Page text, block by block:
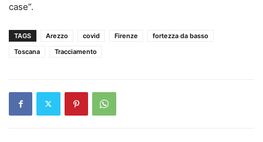
case”.
TAGS Arezzo covid Firenze
fortezza da basso
Toscana
Tracciamento